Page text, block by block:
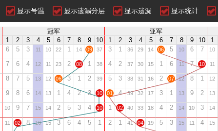
显示号温 显示遗漏分层 显示遗漏 显示统计
冠军 亚军
1
2 3 4 5 6 7 8 9 10 1 2 3 4 5 6 7 8 9 10 1
6 5 3 11 10 22 1 14 09 37 3 1 36 29 14 06 5 10 6 7 10
7 6 4 12 11 23 2 08 1 38 4 2 37 30 15 1 6 11 7 10 11
8 7 5 13 12 06 3 1 2 39 5 3 38 31 16 2 07 12 8 1 12
9 8 6 14 13 1 4 2 3 10 01 4 39 32 17 3 1 13 9 2 13
10 9 7 15 14 2 5 3 4 10 1 02 40 33 18 4 2 14 10 3 14
11 02 8 16 15 3 6 4 5 1 2 1 41 04 19 5 3 15 11 4 15